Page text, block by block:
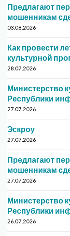
Предлагают
мошенникам
03.08.2026
Как провести
культурной
28.07.2026
Министерство
Республики
27.07.2026
Эскроу
27.07.2026
Предлагают
мошенникам
27.07.2026
Министерство
Республики
26.07.2026